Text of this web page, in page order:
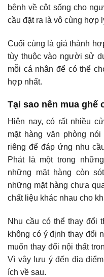
bệnh về cột sống cho
cầu đặt ra là vô cùng hợp
Cuối cùng là giá thành
tùy thuộc vào người sử
mỗi cá nhân để có thể
hợp nhất.
Tại sao nên mua ghế
Hiện nay, có rất nhiều
mặt hàng văn phòng
riêng để đáp ứng nhu
Phát là một trong
những mặt hàng còn
những mặt hàng chưa
chất liệu khác nhau cho
Nhu cầu có thể thay đổi
không có ý định thay đổi
muốn thay đổi nội thất
Vì vậy lưu ý đến địa
ích về sau.